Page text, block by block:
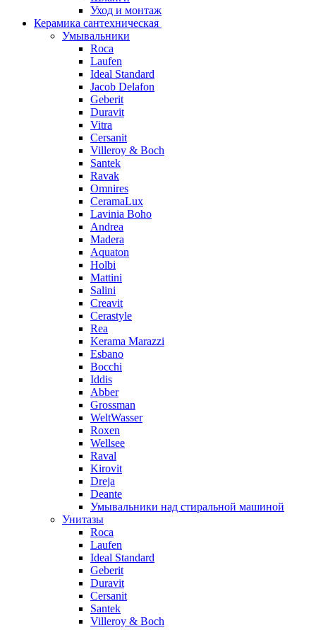
Уход и монтаж
Керамика сантехническая
Умывальники
Roca
Laufen
Ideal Standard
Jacob Delafon
Geberit
Duravit
Vitra
Cersanit
Villeroy & Boch
Santek
Ravak
Omnires
CeramaLux
Lavinia Boho
Andrea
Madera
Aquaton
Holbi
Mattini
Salini
Creavit
Cerastyle
Rea
Kerama Marazzi
Esbano
Bocchi
Iddis
Abber
Grossman
WeltWasser
Roxen
Wellsee
Raval
Kirovit
Dreja
Deante
Умывальники над стиральной машиной
Унитазы
Roca
Laufen
Ideal Standard
Geberit
Duravit
Cersanit
Santek
Villeroy & Boch